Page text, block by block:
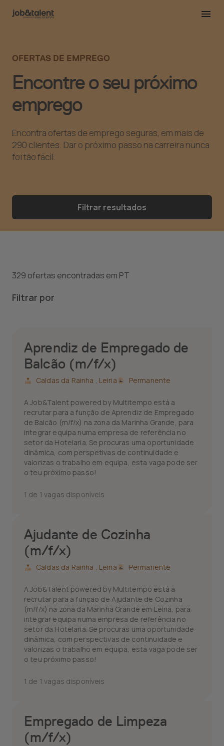
Encontre o seu próximo
emprego
OFERTAS DE EMPREGO
Encontra ofertas de emprego seguras, em mais de
290 clientes. Dar o próximo passo na carreira nunca
foi tão fácil.
Filtrar resultados
329 ofertas encontradas em PT
Filtrar por
Aprendiz de Empregado de
Balcão (m/f/x)
Caldas da Rainha , Leiria Permanente
A Job&Talent powered by Multitempo está a
recrutar para a função de Aprendiz de Empregado
de Balcão (m/f/x) na zona da Marinha Grande, para
integrar equipa numa empresa de referência no
setor da Hotelaria. Se procuras uma oportunidade
dinâmica, com perspetivas de continuidade e
valorizas o trabalho em equipa, esta vaga pode ser
o teu próximo passo!
1 de 1 vagas disponíveis
Ajudante de Cozinha
(m/f/x)
Caldas da Rainha , Leiria Permanente
A Job&Talent powered by Multitempo está a
recrutar para a função de Ajudante de Cozinha
(m/f/x) na zona da Marinha Grande em Leiria, para
integrar equipa numa empresa de referência no
setor da Hotelaria. Se procuras uma oportunidade
dinâmica, com perspectivas de continuidade e
valorizas o trabalho em equipa, esta vaga pode ser
o teu próximo passo!
1 de 1 vagas disponíveis
Empregado de Limpeza
(m/f/x)